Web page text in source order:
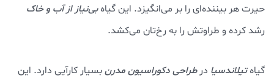
حیرت هر بیننده‌ای را بر می‌انگیزد. این گیاهبی‌نیاز از آب و خاک
رشد کرده و طراوتش را به رخ‌تان می‌کشد.
گیاهتیلاندسیا درطراحی دکوراسیون مدرنبسیار کارآیی دارد. این